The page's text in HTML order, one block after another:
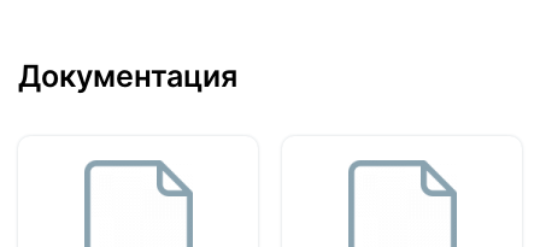
Документация